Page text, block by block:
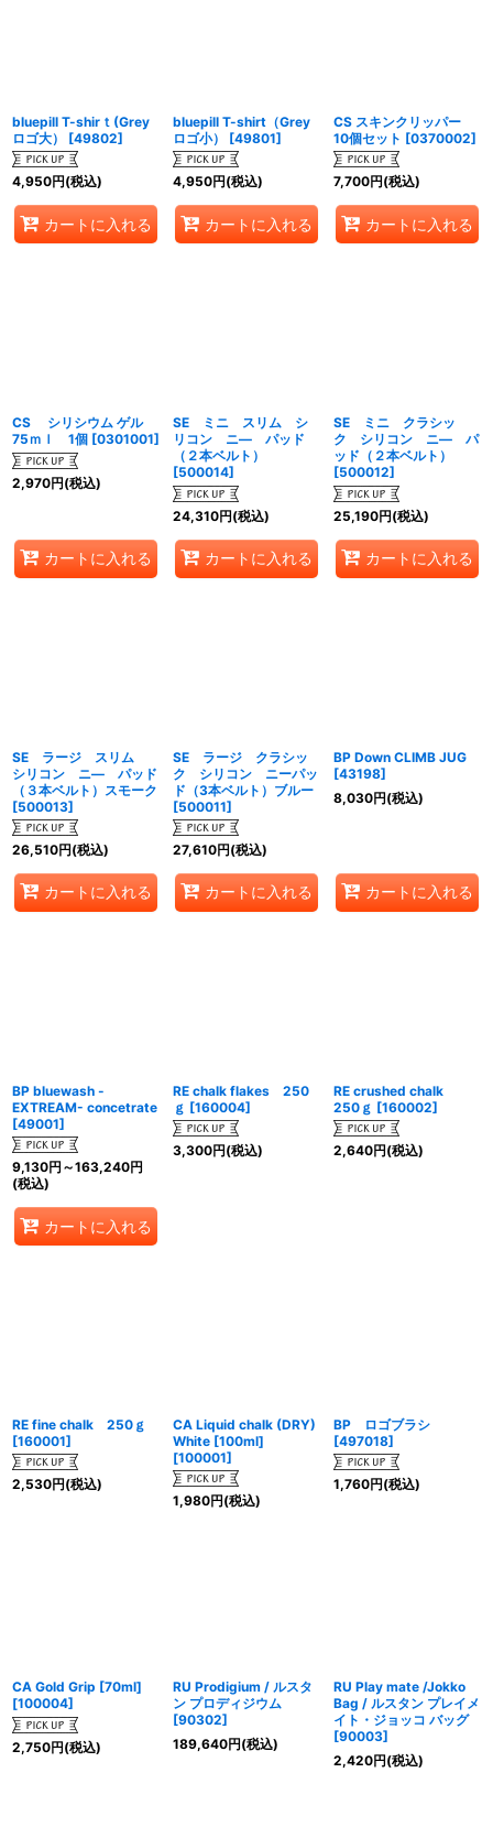
bluepill T-shirｔ(Grey
ロゴ大）
[49802]
4,950円(税込)
カートに入れる
bluepill T-shirt（Grey
ロゴ小）
[49801]
4,950円(税込)
カートに入れる
CS スキンクリッパー
10個セット [0370002]
7,700円(税込)
カートに入れる
CS シリシウム ゲル
75ｍｌ 1個 [0301001]
2,970円(税込)
カートに入れる
SE ミニ スリム シ
リコン ニ― パッド
（２本ベルト）
[500014]
24,310円(税込)
カートに入れる
SE ミニ クラシッ
ク シリコン ニ― パ
ッド（２本ベルト）
[500012]
25,190円(税込)
カートに入れる
SE ラージ スリム
シリコン ニ― パッド
（３本ベルト）スモーク
[500013]
26,510円(税込)
カートに入れる
SE ラージ クラシッ
ク シリコン ニーパッ
ド（3本ベルト）ブルー
[500011]
27,610円(税込)
カートに入れる
BP Down CLIMB JUG
[43198]
8,030円(税込)
カートに入れる
BP bluewash -
EXTREAM- concetrate
[49001]
9,130円 ～163,240円
(税込)
カートに入れる
RE chalk flakes 250
ｇ [160004]
3,300円(税込)
RE crushed chalk
250ｇ [160002]
2,640円(税込)
RE fine chalk 250ｇ
[160001]
2,530円(税込)
CA Liquid chalk (DRY)
White [100ml]
[100001]
1,980円(税込)
BP ロゴブラシ
[497018]
1,760円(税込)
CA Gold Grip [70ml]
[100004]
2,750円(税込)
RU Prodigium / ルスタ
ン プロディジウム
[90302]
189,640円(税込)
RU Play mate /Jokko
Bag / ルスタン プレイメ
イト・ジョッコ バッグ
[90003]
2,420円(税込)